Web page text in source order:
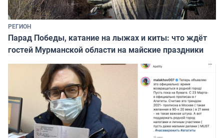
РЕГИОН
Парад Победы, катание на лыжах и киты: что ждёт
гостей Мурманской области на майские праздники